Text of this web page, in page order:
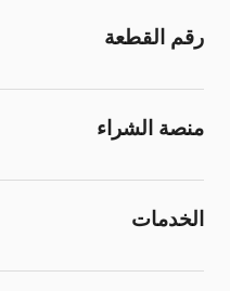
رقم القطعة
منصة الشراء
الخدمات